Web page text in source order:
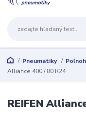
Pneumatiky
Alliance 400 / 80 R24
REIFEN